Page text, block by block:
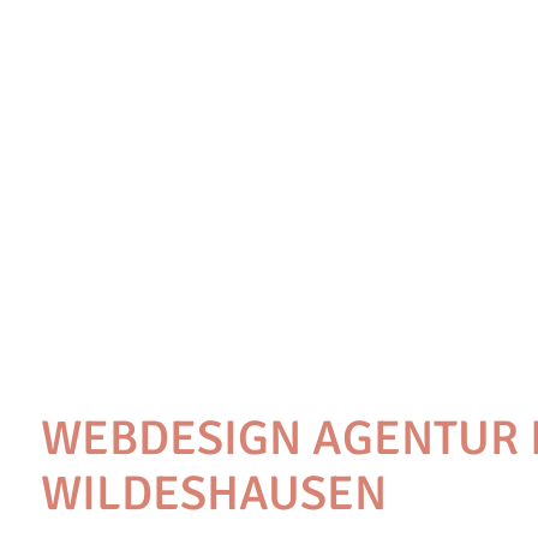
WEBDESIGN AGENTUR
WILDESHAUSEN